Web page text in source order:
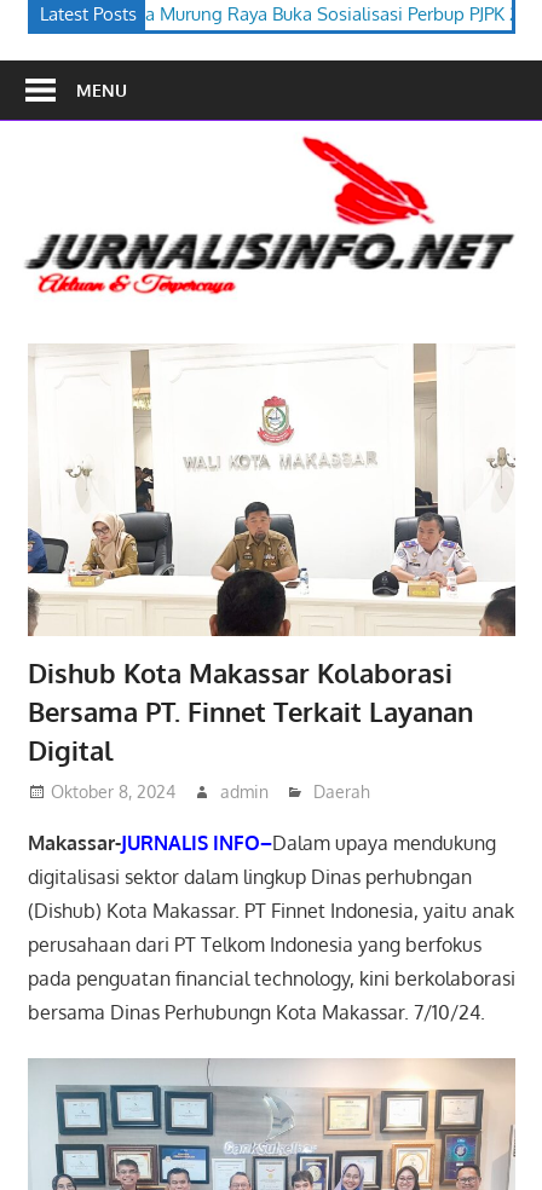
Latest Posts
Buka Sosialisasi Perbup PJPK 2026–2030 Festival Budaya
MENU
Dishub Kota Makassar Kolaborasi
Bersama PT. Finnet Terkait Layanan
Digital
Oktober 8, 2024 admin Daerah
Makassar-JURNALIS INFO–Dalam upaya mendukung
digitalisasi sektor dalam lingkup Dinas perhubngan
(Dishub) Kota Makassar. PT Finnet Indonesia, yaitu anak
perusahaan dari PT Telkom Indonesia yang berfokus
pada penguatan financial technology, kini berkolaborasi
bersama Dinas Perhubungn Kota Makassar. 7/10/24.